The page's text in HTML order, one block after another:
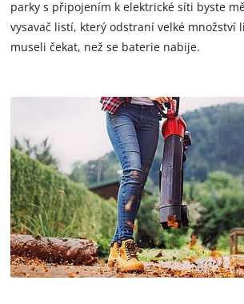
parky s připojením k elektrické síti byste
vysavač listí, který odstraní velké množství
museli čekat, než se baterie nabije.